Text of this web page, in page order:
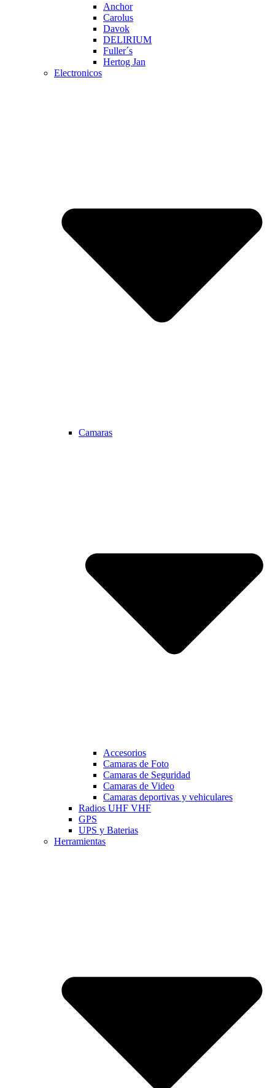
Anchor
Carolus
Davok
DELIRIUM
Fuller´s
Hertog Jan
Electronicos
Camaras
Accesorios
Camaras de Foto
Camaras de Seguridad
Camaras de Video
Camaras deportivas y vehiculares
Radios UHF VHF
GPS
UPS y Baterias
Herramientas